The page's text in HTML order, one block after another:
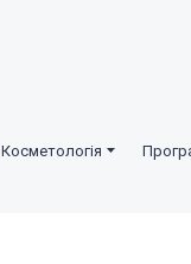
Косметологія